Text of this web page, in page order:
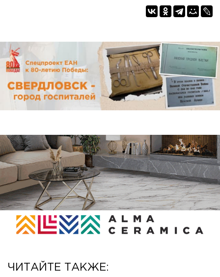
ЧИТАЙТЕ ТАКЖЕ: